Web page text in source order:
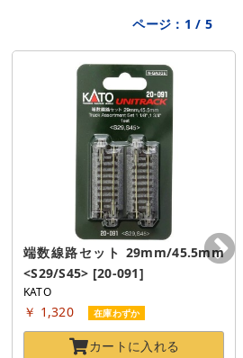
ページ： 1 / 5
端数線路セット 29mm/45.5mm
<S29/S45> [20-091]
KATO
￥ 1,320 在庫わずか
カートに入れる